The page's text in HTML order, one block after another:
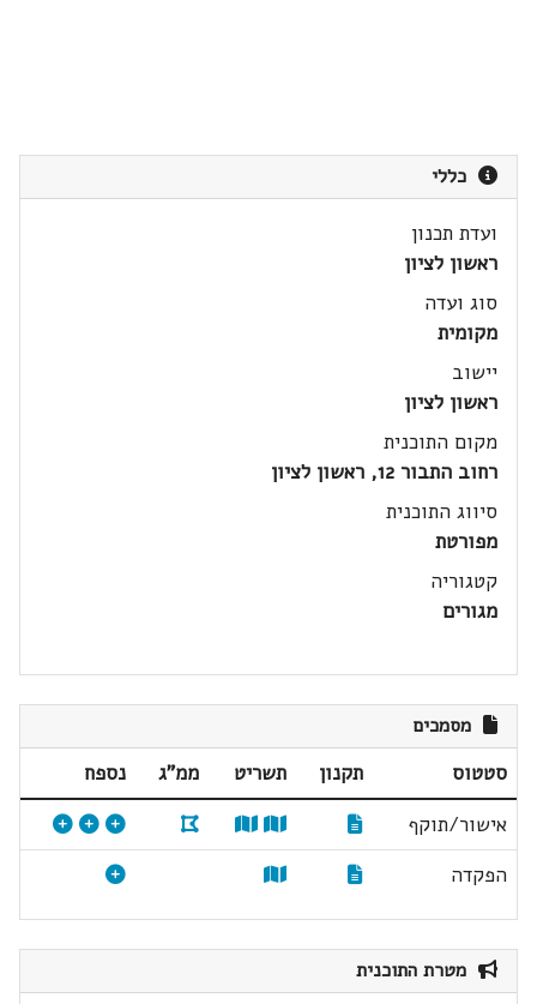
כללי
ועדת תכנון
ראשון לציון
סוג ועדה
מקומית
יישוב
ראשון לציון
מקום התוכנית
רחוב התבור 12, ראשון לציון
סיווג התוכנית
מפורטת
קטגוריה
מגורים
מסמכים
סטטוס תקנון תשריט ממ"ג
נספח
אישור/תוקף
הפקדה
מטרת התוכנית